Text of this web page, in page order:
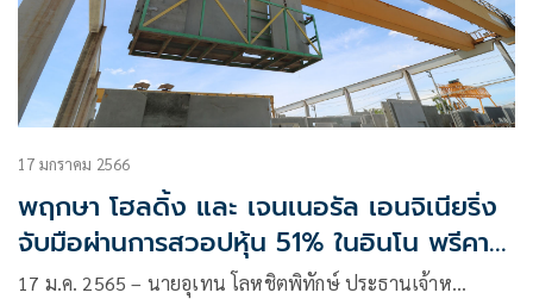
17 มกราคม 2566
พฤกษา โฮลดิ้ง และ เจนเนอรัล เอนจิเนียริ่ง
จับมือผ่านการสวอปหุ้น 51% ในอินโน พรีคาส
ท์
17 ม.ค. 2565 – นายอุเทน โลหชิตพิทักษ์ ประธานเจ้าห…